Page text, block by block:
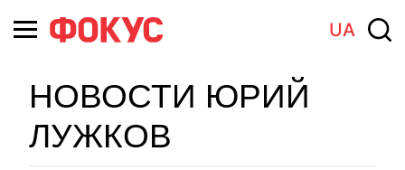
UA
НОВОСТИ ЮРИЙ
ЛУЖКОВ